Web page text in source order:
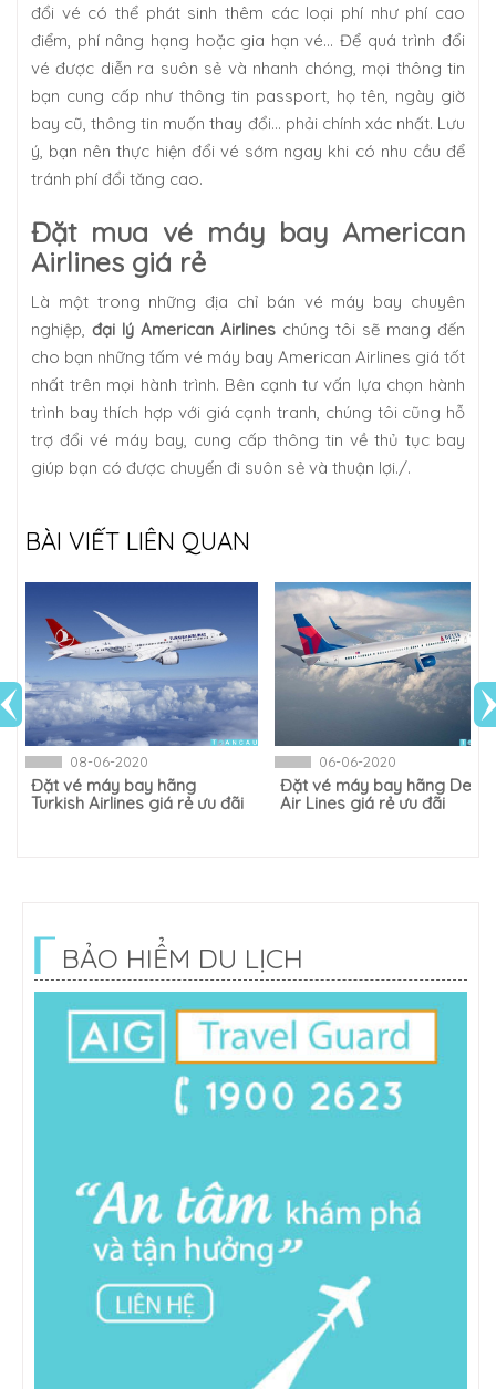
đổi vé có thể phát sinh thêm các loại phí như phí cao
điểm, phí nâng hạng hoặc gia hạn vé… Để quá trình đổi
vé được diễn ra suôn sẻ và nhanh chóng, mọi thông tin
bạn cung cấp như thông tin passport, họ tên, ngày giờ
bay cũ, thông tin muốn thay đổi… phải chính xác nhất. Lưu
ý, bạn nên thực hiện đổi vé sớm ngay khi có nhu cầu để
tránh phí đổi tăng cao.
Đặt mua vé máy bay American
Airlines giá rẻ
Là một trong những địa chỉ bán vé máy bay chuyên
nghiệp, đại lý American Airlines chúng tôi sẽ mang đến
cho bạn những tấm vé máy bay American Airlines giá tốt
nhất trên mọi hành trình. Bên cạnh tư vấn lựa chọn hành
trình bay thích hợp với giá cạnh tranh, chúng tôi cũng hỗ
trợ đổi vé máy bay, cung cấp thông tin về thủ tục bay
giúp bạn có được chuyến đi suôn sẻ và thuận lợi./.
BÀI VIẾT LIÊN QUAN
08-06-2020
Đặt vé máy bay hãng ​
Turkish Airlines giá rẻ ưu đãi
06-06-2020
Đặt vé máy bay hãng ​Delta
Air Lines giá rẻ ưu đãi
BẢO HIỂM DU LỊCH